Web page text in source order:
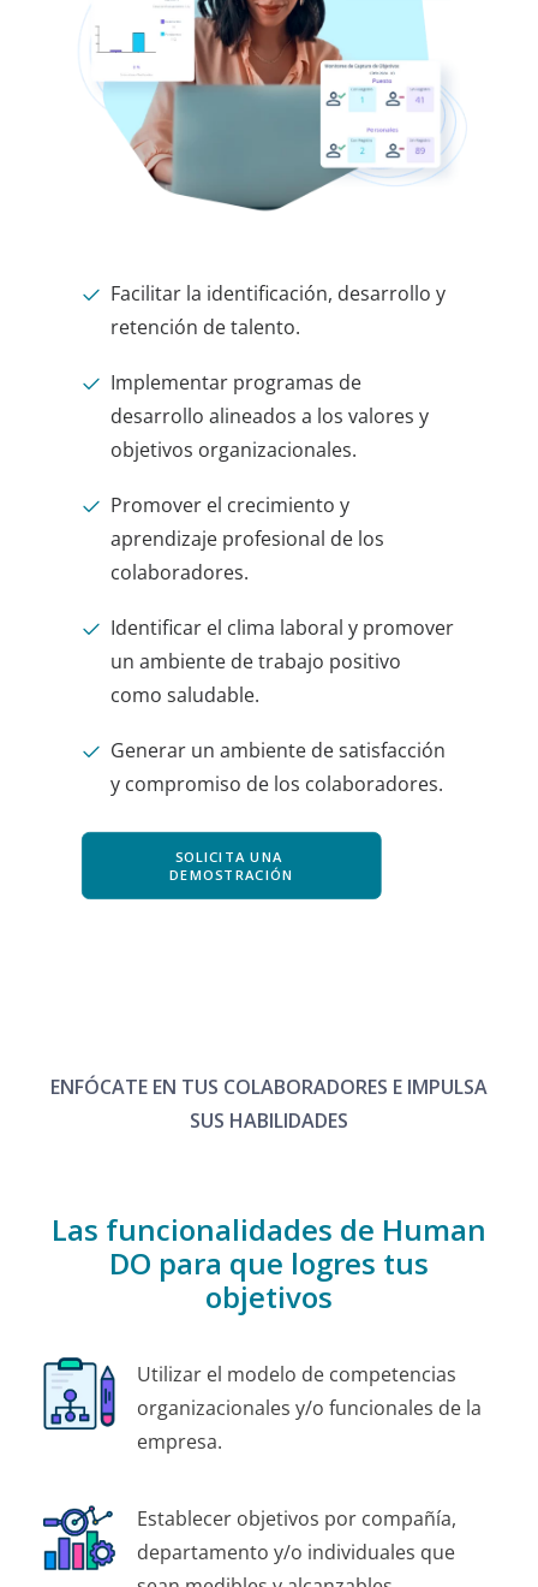
Facilitar la identificación, desarrollo y
retención de talento.
Implementar programas de
desarrollo alineados a los valores y
objetivos organizacionales.
Promover el crecimiento y
aprendizaje profesional de los
colaboradores.
Identificar el clima laboral y promover
un ambiente de trabajo positivo
como saludable.
Generar un ambiente de satisfacción
y compromiso de los colaboradores.
SOLICITA UNA
DEMOSTRACIÓN
ENFÓCATE EN TUS COLABORADORES E IMPULSA
SUS HABILIDADES
Las funcionalidades de Human
DO para que logres tus
objetivos
Utilizar el modelo de competencias
organizacionales y/o funcionales de la
empresa.
Establecer objetivos por compañía,
departamento y/o individuales que